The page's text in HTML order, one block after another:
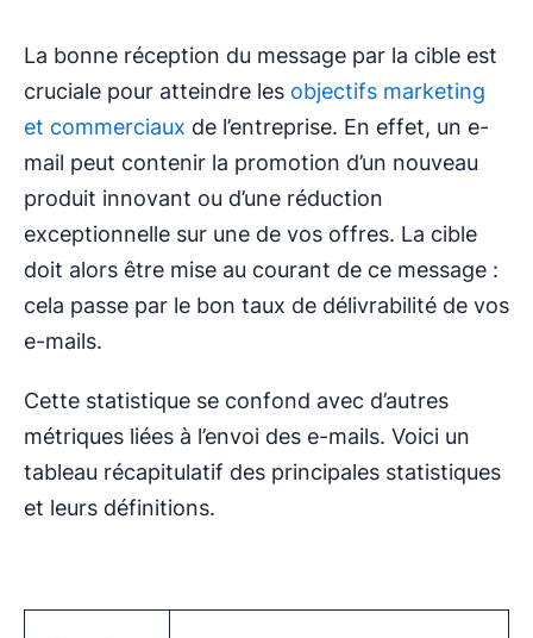
La bonne réception du message par la cible est
cruciale pour atteindre les objectifs marketing
et commerciaux de l’entreprise. En effet, un e-
mail peut contenir la promotion d’un nouveau
produit innovant ou d’une réduction
exceptionnelle sur une de vos offres. La cible
doit alors être mise au courant de ce message :
cela passe par le bon taux de délivrabilité de vos
e-mails.
Cette statistique se confond avec d’autres
métriques liées à l’envoi des e-mails. Voici un
tableau récapitulatif des principales statistiques
et leurs définitions.